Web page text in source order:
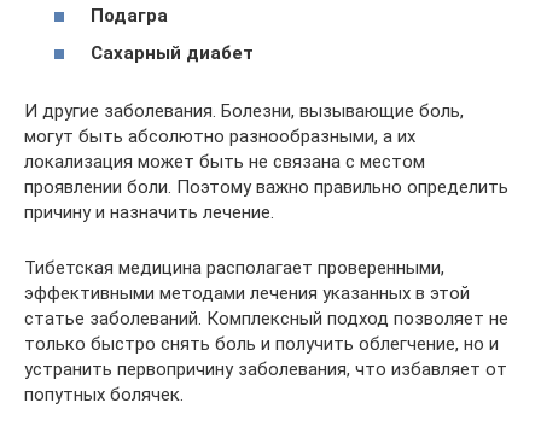
Подагра
Сахарный диабет
И другие заболевания. Болезни, вызывающие боль,
могут быть абсолютно разнообразными, а их
локализация может быть не связана с местом
проявлении боли. Поэтому важно правильно определить
причину и назначить лечение.
Тибетская медицина располагает проверенными,
эффективными методами лечения указанных в этой
статье заболеваний. Комплексный подход позволяет не
только быстро снять боль и получить облегчение, но и
устранить первопричину заболевания, что избавляет от
попутных болячек.